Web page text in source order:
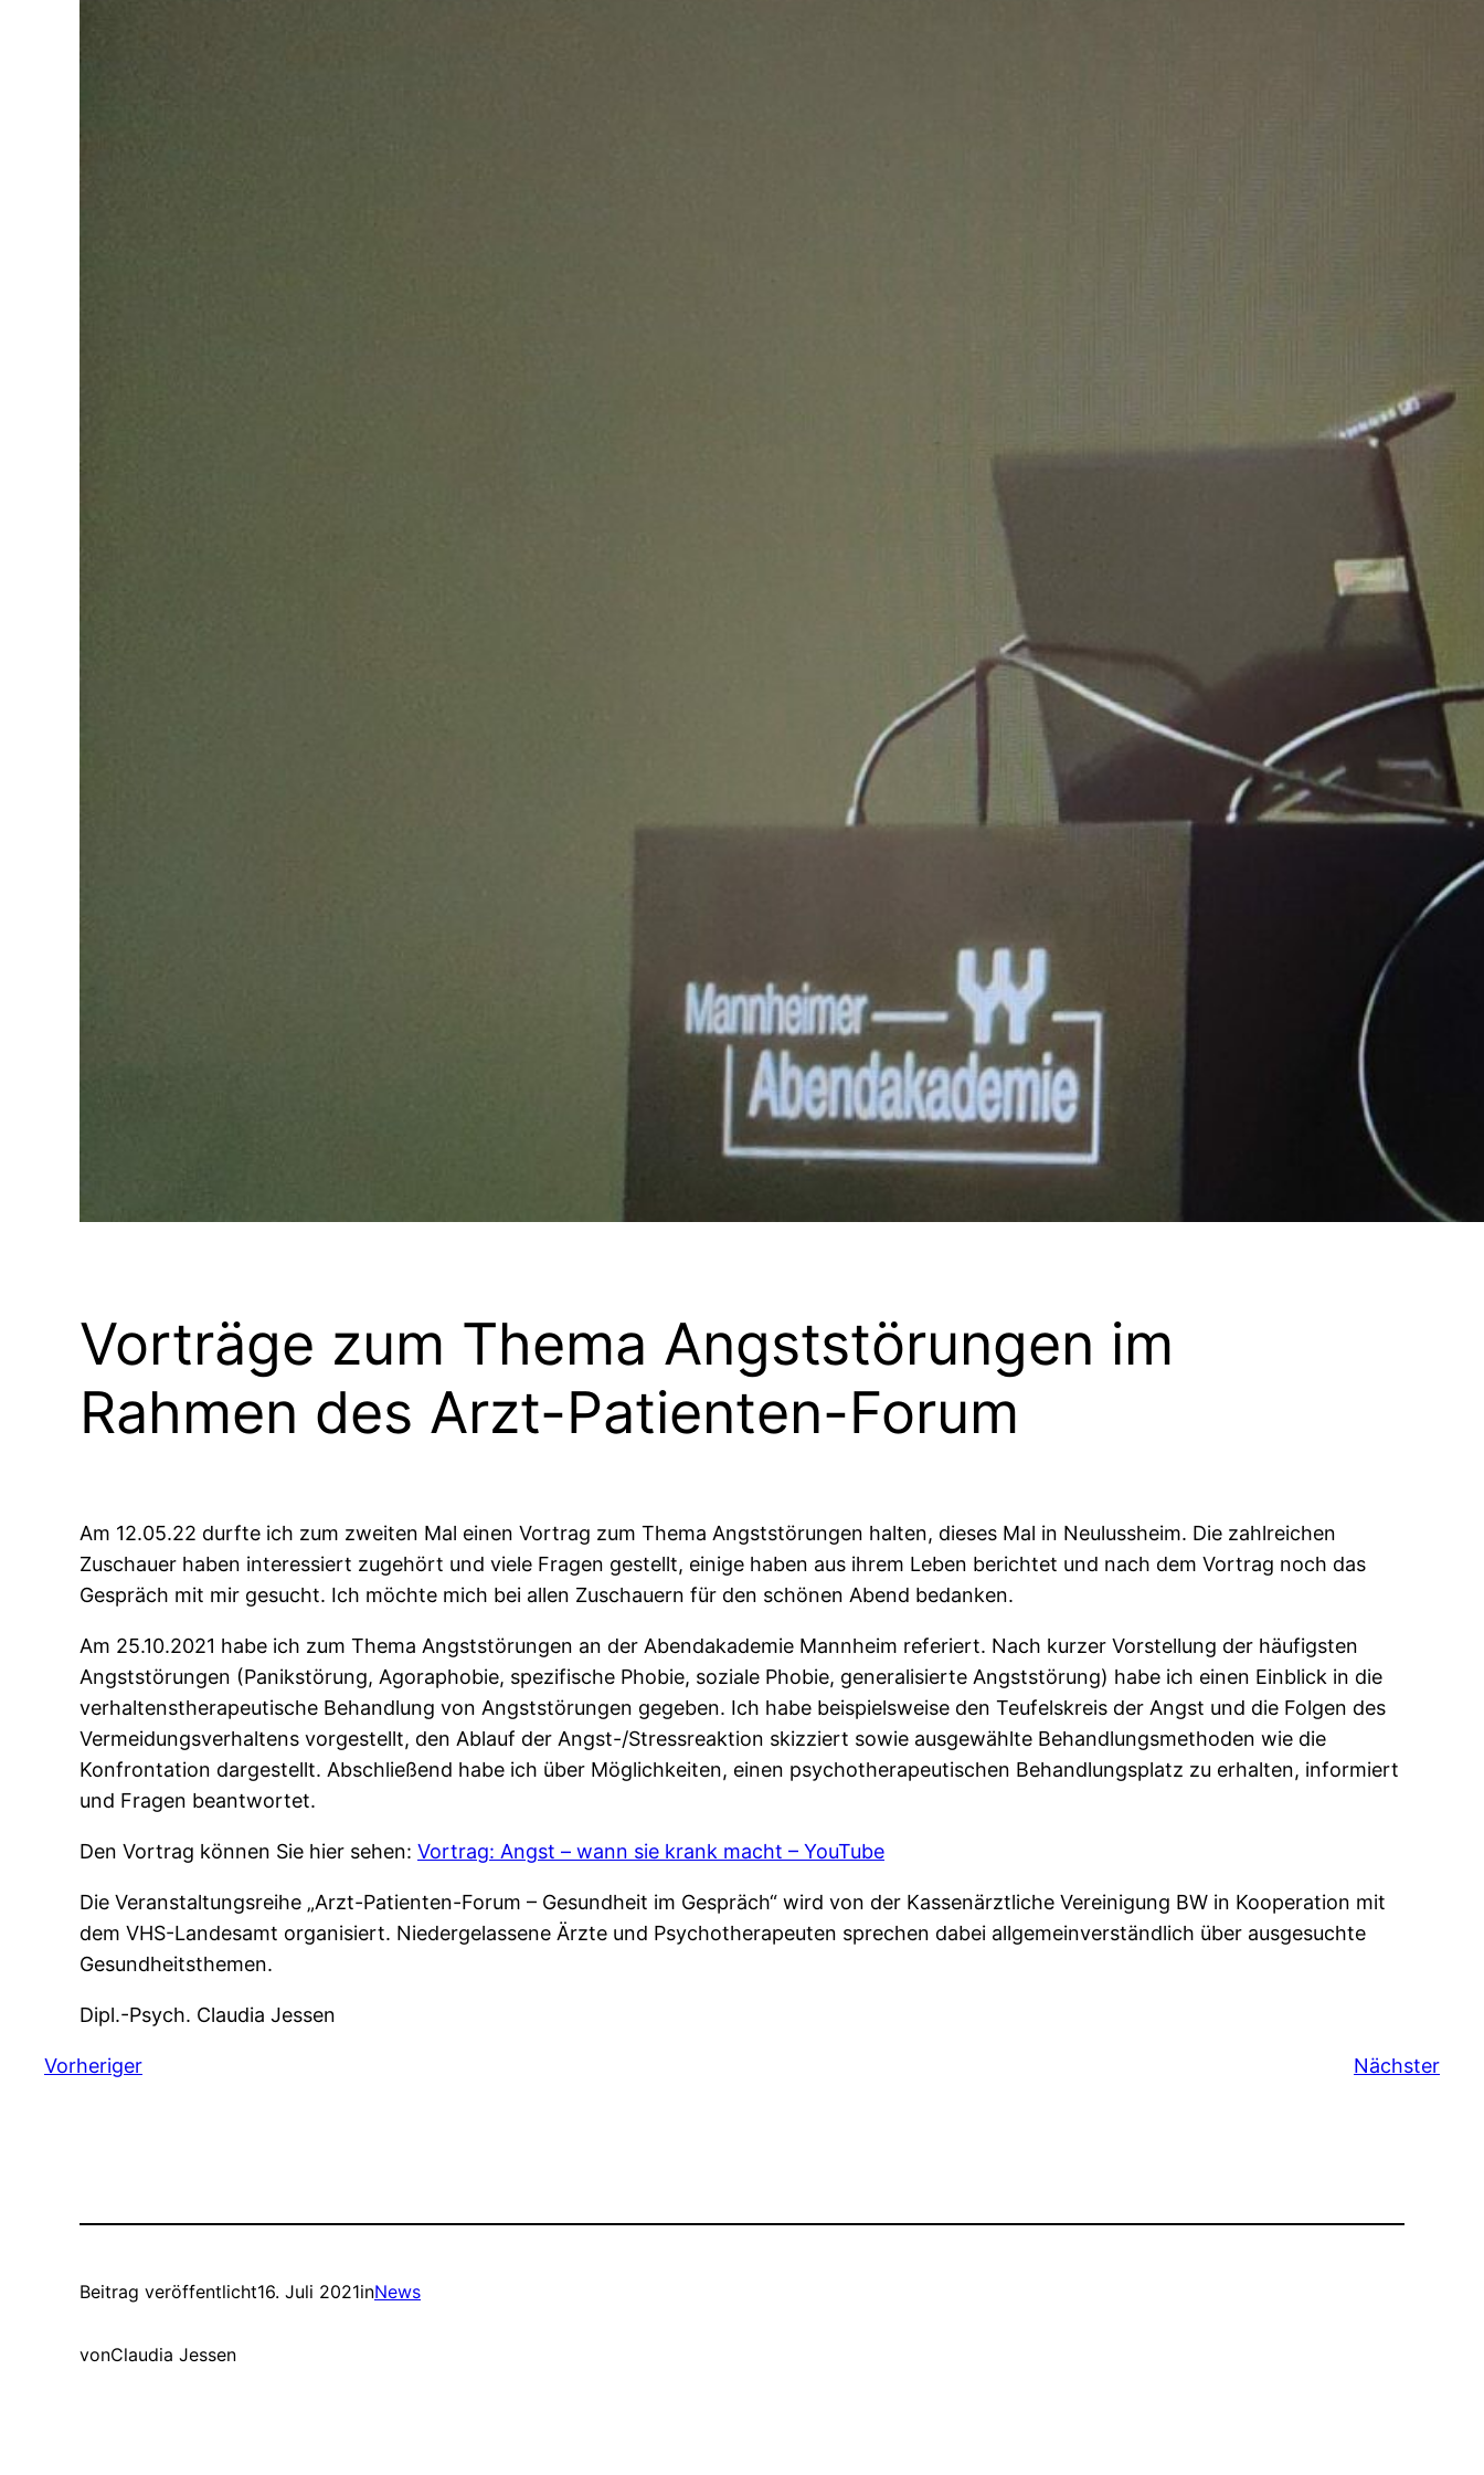
Vorträge zum Thema Angststörungen im
Rahmen des Arzt-Patienten-Forum
Am 12.05.22 durfte ich zum zweiten Mal einen Vortrag zum Thema Angststörungen halten, dieses Mal in Neulussheim. Die zahlreichen
Zuschauer haben interessiert zugehört und viele Fragen gestellt, einige haben aus ihrem Leben berichtet und nach dem Vortrag noch das
Gespräch mit mir gesucht. Ich möchte mich bei allen Zuschauern für den schönen Abend bedanken.
Am 25.10.2021 habe ich zum Thema Angststörungen an der Abendakademie Mannheim referiert. Nach kurzer Vorstellung der häufigsten
Angststörungen (Panikstörung, Agoraphobie, spezifische Phobie, soziale Phobie, generalisierte Angststörung) habe ich einen Einblick in die
verhaltenstherapeutische Behandlung von Angststörungen gegeben. Ich habe beispielsweise den Teufelskreis der Angst und die Folgen des
Vermeidungsverhaltens vorgestellt, den Ablauf der Angst-/Stressreaktion skizziert sowie ausgewählte Behandlungsmethoden wie die
Konfrontation dargestellt. Abschließend habe ich über Möglichkeiten, einen psychotherapeutischen Behandlungsplatz zu erhalten, informiert
und Fragen beantwortet.
Den Vortrag können Sie hier sehen: Vortrag: Angst – wann sie krank macht – YouTube
Die Veranstaltungsreihe „Arzt-Patienten-Forum – Gesundheit im Gespräch“ wird von der Kassenärztliche Vereinigung BW in Kooperation mit
dem VHS-Landesamt organisiert. Niedergelassene Ärzte und Psychotherapeuten sprechen dabei allgemeinverständlich über ausgesuchte
Gesundheitsthemen.
Dipl.-Psych. Claudia Jessen
Vorheriger Nächster
Beitrag veröffentlicht16. Juli 2021inNews
vonClaudia Jessen